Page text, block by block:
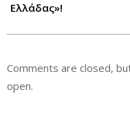
Ελλάδας»!
Comments are closed,
open.